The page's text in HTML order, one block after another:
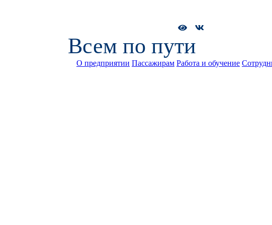
Всем по пути
О предприятии Пассажирам Работа и обучение